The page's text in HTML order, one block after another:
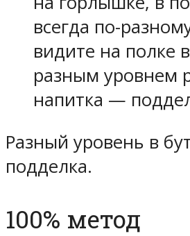
всегда по-
видите на полке
разным уровнем
напитка —
Разный уровень в
подделка.
100% метод